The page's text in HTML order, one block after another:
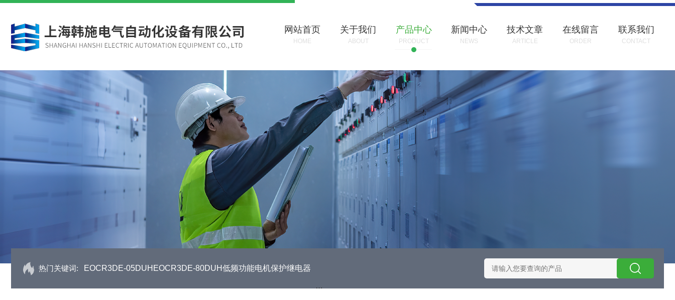
网站首页
HOME
关于我们
ABOUT
产品中心
PRODUCT
新闻中心
NEWS
技术文章
ARTICLE
在线留言
ORDER
联系我们
CONTACT
热门关键词: EOCR3DE-05DUHEOCR3DE-80DUH低频功能电机保护继电器 EOCR3DE-80DUHEOCR3DE施耐德智能保护器选型 EOCRSE2-05RSEOCR-SE2施耐德电流保